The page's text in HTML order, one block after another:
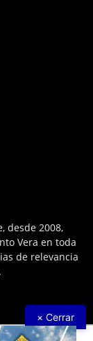
desde 2008,
Vera en toda
de relevancia
× Cerrar